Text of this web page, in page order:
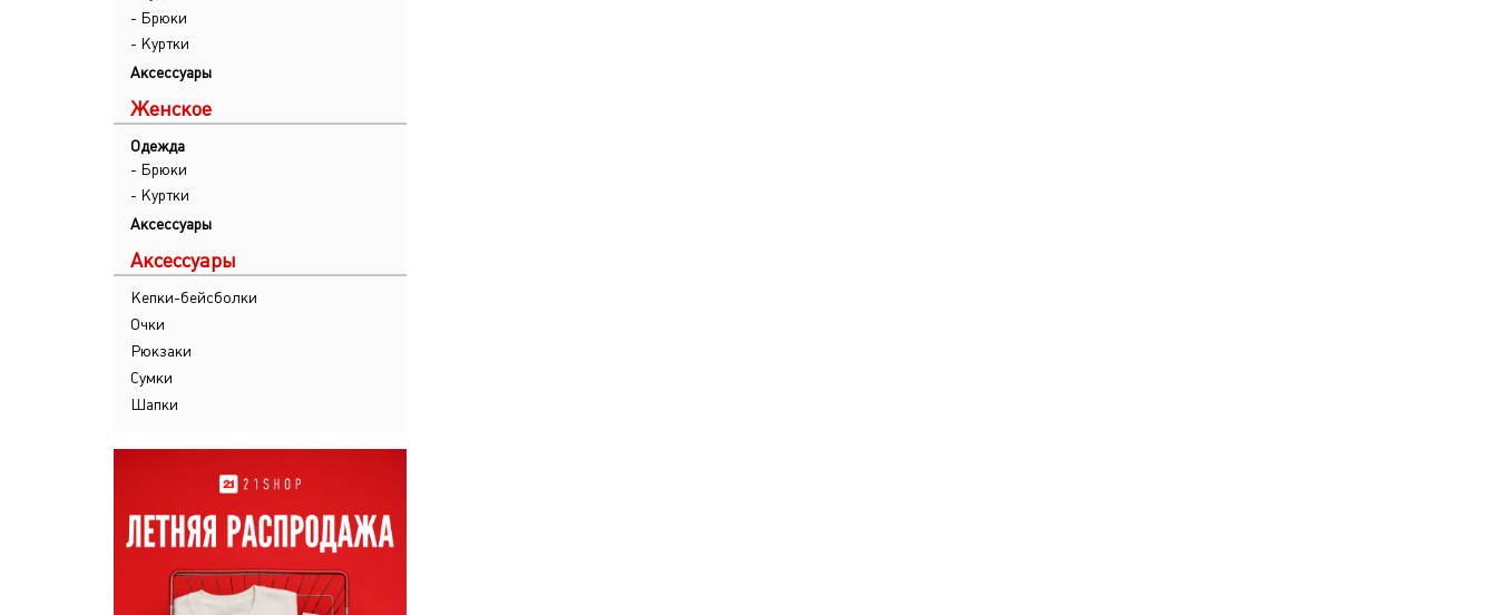
- Брюки
- Куртки
Аксессуары
Женское
Одежда
- Брюки
- Куртки
Аксессуары
Аксессуары
Кепки-бейсболки
Очки
Рюкзаки
Сумки
Шапки